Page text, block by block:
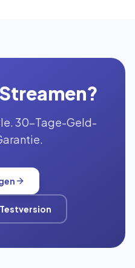
30-Tage-Geld-